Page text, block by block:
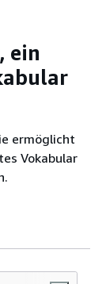
ein
ermöglicht
Vokabular